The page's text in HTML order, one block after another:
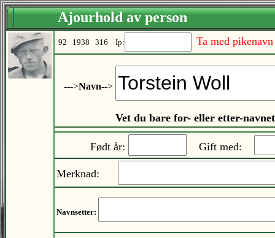
Ajourhold av person
92 1938 316 Ip: Ta med
--->Navn-->
Vet du bare for- eller etter-
Født år: Gift med:
Merknad:
Navnsetter: